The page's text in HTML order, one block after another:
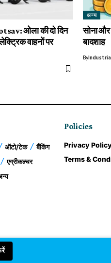
ओला की दो दिन
वाहनों पर
अन्य
सोना और
बादशाह
By
ऑटो/टेक
बैंकिंग
एग्रीकल्चर
Policies
Privacy
Terms &